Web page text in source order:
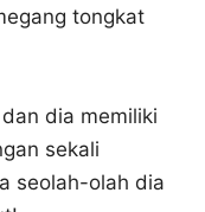
tongkat
dia memiliki
sekali
seolah-olah dia